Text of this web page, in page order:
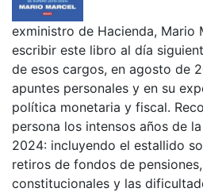
exministro de Hacienda, Mario
escribir este libro al día
de esos cargos, en agosto de
apuntes personales y en su
política monetaria y fiscal.
persona los intensos años de
2024: incluyendo el estallido
retiros de fondos de
constitucionales y las